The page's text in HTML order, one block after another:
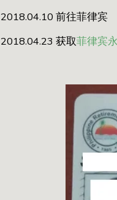
2018.04.10 前往菲律宾
2018.04.23 获取菲律宾